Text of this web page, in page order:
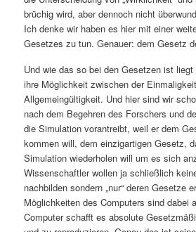
brüchig wird, aber dennoch nicht
Ich denke wir haben es hier mit einer
Gesetzes zu tun. Genauer: dem Gesetz
Und wie das so bei den Gesetzen ist
ihre Möglichkeit zwischen der
Allgemeingültigkeit. Und hier sind wir
nach dem Begehren des Forschers und
die Simulation vorantreibt, weil er dem
kommen will, dem einzigartigen Gesetz,
Simulation wiederholen will um es sich
Wissenschaftler wollen ja schließlich
nachbilden sondern „nur“ deren Gesetze
Möglichkeiten des Computers sind dabei
Computer schafft es absolute